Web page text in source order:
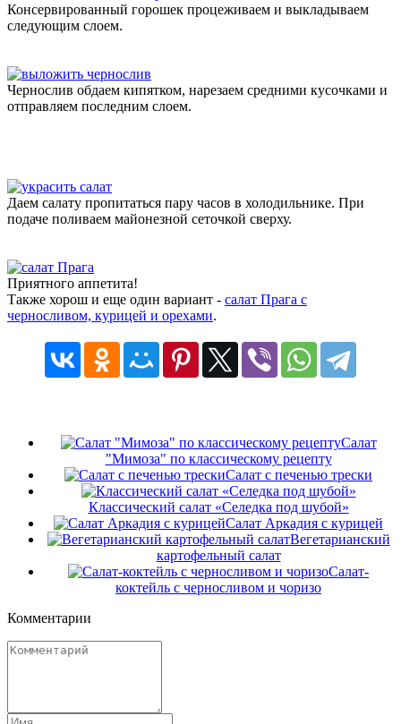
Консервированный горошек процеживаем и выкладываем
следующим слоем.
Чернослив обдаем кипятком, нарезаем средними кусочками и
отправляем последним слоем.
Даем салату пропитаться пару часов в холодильнике. При
подаче поливаем майонезной сеточкой сверху.
Приятного аппетита!
Также хорош и еще один вариант - салат Прага с
черносливом, курицей и орехами.
Салат
"Мимоза" по классическому рецепту
Салат с печенью трески
Классический салат «Селедка под шубой»
Салат Аркадия с курицей
Вегетарианский
картофельный салат
Салат-
коктейль с черносливом и чоризо
Комментарии